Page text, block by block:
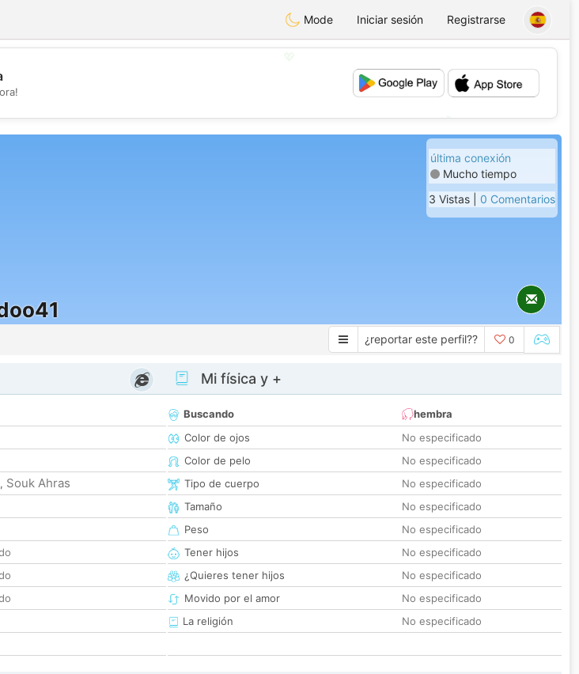
Mode Iniciar sesión Registrarse
💕
última conexión
Mucho tiempo
3 Vistas | 0 Comentarios
¿reportar este perfil?? 0
, Souk Ahras
Mi física y +
Buscando
hembra
Color de ojos
No especificado
Color de pelo
No especificado
Tipo de cuerpo
No especificado
Tamaño
No especificado
Peso
No especificado
Tener hijos
No especificado
¿Quieres tener hijos
No especificado
Movido por el amor
No especificado
La religión
No especificado